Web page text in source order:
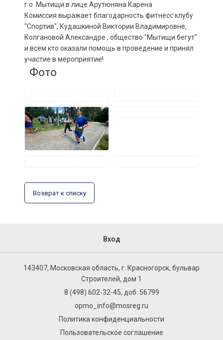
г.о. Мытищи в лице Арутюняна Карена
Комиссия выражает благодарность фитнесс клубу
"Спортив", Кудашкиной Виктории Владимировне,
Колгановой Александре , общество "Мытищи бегут"
и всем кто оказали помощь в проведение и принял
участие в мероприятие!
Фото
Возврат к списку
Вход
143407, Московская область, г. Красногорск, бульвар
Строителей, дом 1
8 (498) 602-32-45, доб. 56799
opmo_info@mosreg.ru
Политика конфиденциальности
Пользовательское соглашение